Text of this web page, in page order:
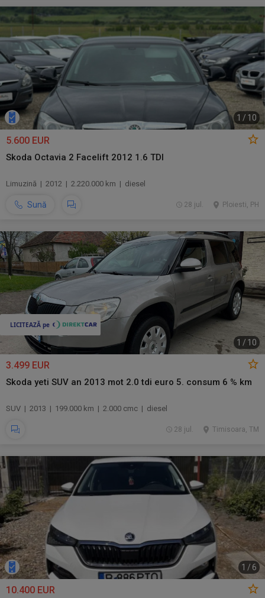
1 / 10
5.600 EUR
Skoda Octavia 2 Facelift 2012 1.6 TDI
Limuzină | 2012 | 2.220.000 km | diesel
Sună Ploiesti, PH
28 jul.
1 / 10
3.499 EUR
Skoda yeti SUV an 2013 mot 2.0 tdi euro 5. consum 6 % km
SUV | 2013 | 199.000 km | 2.000 cmc | diesel
Timisoara, TM
28 jul.
1 / 6
10.400 EUR